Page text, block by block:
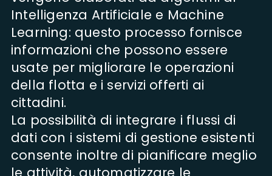
Intelligenza Artificiale e Machine
Learning: questo processo fornisce
informazioni che possono essere
usate per migliorare le operazioni
della flotta e i servizi offerti ai
cittadini.
La possibilità di integrare i flussi di
dati con i sistemi di gestione esistenti
consente inoltre di pianificare meglio